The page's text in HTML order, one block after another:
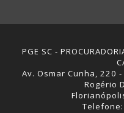
PGE SC -
Av. Osmar Cunha, 220
Rogério